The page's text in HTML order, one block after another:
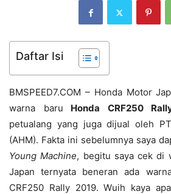
Daftar Isi
BMSPEED7.COM – Honda Motor
warna baru Honda CRF250
petualang yang juga dijual oleh
(AHM). Fakta ini sebelumnya saya
Young Machine, begitu saya cek di
Japan ternyata beneran ada
CRF250 Rally 2019. Wuih kaya